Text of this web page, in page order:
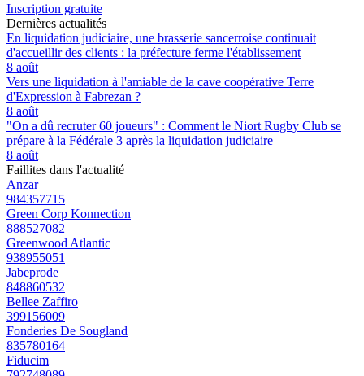
Inscription gratuite
Dernières actualités
En liquidation judiciaire, une brasserie sancerroise continuait
d'accueillir des clients : la préfecture ferme l'établissement
8 août
Vers une liquidation à l'amiable de la cave coopérative Terre
d'Expression à Fabrezan ?
8 août
"On a dû recruter 60 joueurs" : Comment le Niort Rugby Club se
prépare à la Fédérale 3 après la liquidation judiciaire
8 août
Faillites dans l'actualité
Anzar
984357715
Green Corp Konnection
888527082
Greenwood Atlantic
938955051
Jabeprode
848860532
Bellee Zaffiro
399156009
Fonderies De Sougland
835780164
Fiducim